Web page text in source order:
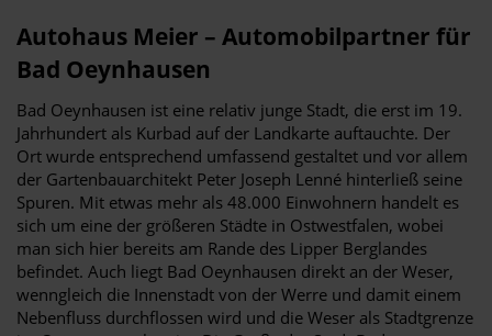
Autohaus Meier – Automobilpartner für
Bad Oeynhausen
Bad Oeynhausen ist eine relativ junge Stadt, die erst im 19.
Jahrhundert als Kurbad auf der Landkarte auftauchte. Der
Ort wurde entsprechend umfassend gestaltet und vor allem
der Gartenbauarchitekt Peter Joseph Lenné hinterließ seine
Spuren. Mit etwas mehr als 48.000 Einwohnern handelt es
sich um eine der größeren Städte in Ostwestfalen, wobei
man sich hier bereits am Rande des Lipper Berglandes
befindet. Auch liegt Bad Oeynhausen direkt an der Weser,
wenngleich die Innenstadt von der Werre und damit einem
Nebenfluss durchflossen wird und die Weser als Stadtgrenze